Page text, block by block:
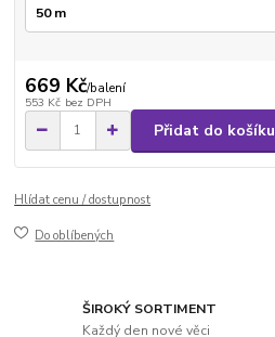
669 Kč/balení
553 Kč bez DPH
Přidat do košíku
Hlídat cenu / dostupnost
Do oblíbených
ŠIROKÝ SORTIMENT
Každý den nové věci